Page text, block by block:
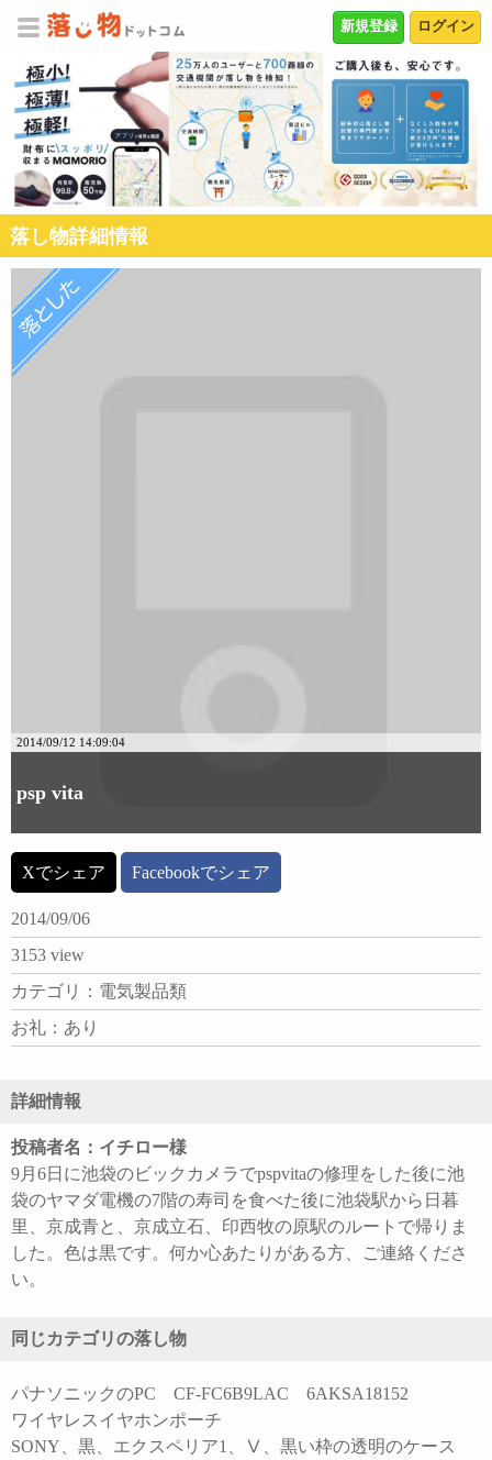
ログイン
新規登録
落し物詳細情報
2014/09/12 14:09:04
psp vita
Xでシェア Facebookでシェア
2014/09/06
3153 view
カテゴリ：電気製品類
お礼：あり
詳細情報
投稿者名：イチロー様
9月6日に池袋のビックカメラでpspvitaの修理をした後に池
袋のヤマダ電機の7階の寿司を食べた後に池袋駅から日暮
里、京成青と、京成立石、印西牧の原駅のルートで帰りま
した。色は黒です。何か心あたりがある方、ご連絡くださ
い。
同じカテゴリの落し物
パナソニックのPC CF-FC6B9LAC 6AKSA18152
ワイヤレスイヤホンポーチ
SONY、黒、エクスペリア1、Ⅴ、黒い枠の透明のケース